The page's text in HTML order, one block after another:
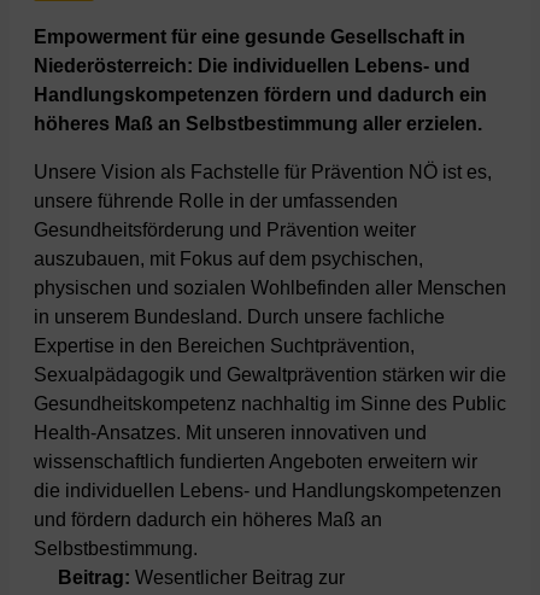
Empowerment für eine gesunde Gesellschaft in
Niederösterreich: Die individuellen Lebens- und
Handlungskompetenzen fördern und dadurch ein
höheres Maß an Selbstbestimmung aller erzielen.
Unsere Vision als Fachstelle für Prävention NÖ ist es,
unsere führende Rolle in der umfassenden
Gesundheitsförderung und Prävention weiter
auszubauen, mit Fokus auf dem psychischen,
physischen und sozialen Wohlbefinden aller Menschen
in unserem Bundesland. Durch unsere fachliche
Expertise in den Bereichen Suchtprävention,
Sexualpädagogik und Gewaltprävention stärken wir die
Gesundheitskompetenz nachhaltig im Sinne des Public
Health-Ansatzes. Mit unseren innovativen und
wissenschaftlich fundierten Angeboten erweitern wir
die individuellen Lebens- und Handlungskompetenzen
und fördern dadurch ein höheres Maß an
Selbstbestimmung.
Beitrag: Wesentlicher Beitrag zur